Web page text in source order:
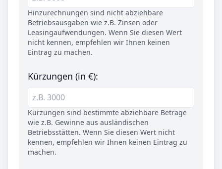
Hinzurechnungen sind nicht abziehbare
Betriebsausgaben wie z.B. Zinsen oder
Leasingaufwendungen. Wenn Sie diesen Wert
nicht kennen, empfehlen wir Ihnen keinen
Eintrag zu machen.
Kürzungen (in €):
Kürzungen sind bestimmte abziehbare Beträge
wie z.B. Gewinne aus ausländischen
Betriebsstätten. Wenn Sie diesen Wert nicht
kennen, empfehlen wir Ihnen keinen Eintrag zu
machen.